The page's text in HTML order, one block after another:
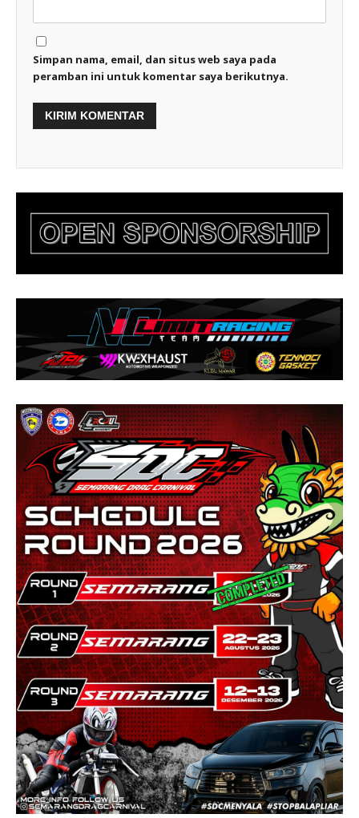
Simpan nama, email, dan situs web saya pada
peramban ini untuk komentar saya berikutnya.